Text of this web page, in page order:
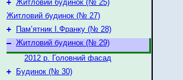
+ Житловий будинок (№ 25)
Житловий будинок (№ 27)
+
Пам’ятник І.Франку (№ 28)
– Житловий будинок (№ 29)
2012 р. Головний фасад
+
Будинок (№ 30)